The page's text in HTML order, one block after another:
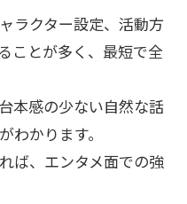
ラクター設定、活動方
ことが多く、最短で全
本感の少ない自然な話
わかります。
ば、エンタメ面での強